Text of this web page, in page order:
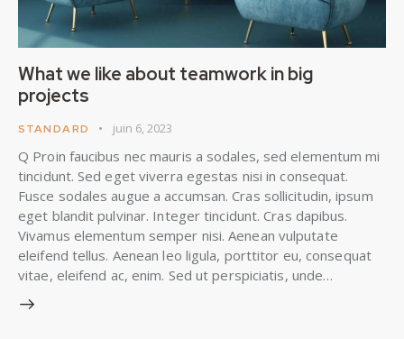
What we like about teamwork in big
projects
STANDARD juin 6, 2023
Q Proin faucibus nec mauris a sodales, sed elementum mi
tincidunt. Sed eget viverra egestas nisi in consequat.
Fusce sodales augue a accumsan. Cras sollicitudin, ipsum
eget blandit pulvinar. Integer tincidunt. Cras dapibus.
Vivamus elementum semper nisi. Aenean vulputate
eleifend tellus. Aenean leo ligula, porttitor eu, consequat
vitae, eleifend ac, enim. Sed ut perspiciatis, unde…